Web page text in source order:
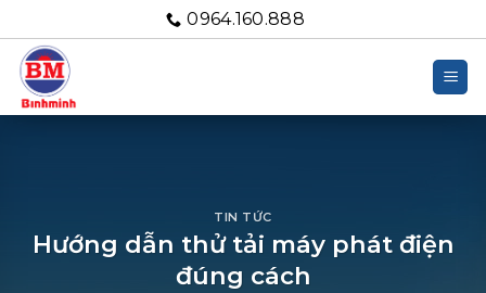
qua
nội
dung
0964.160.888
TIN TỨC
Hướng dẫn thử tải máy phát điện
đúng cách